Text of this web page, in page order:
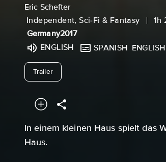
Eric Schefter
Independent, Sci-Fi & Fantasy
1h
Germany2017
ENGLISH
SPANISH ENGLISH
Trailerundefined
In einem kleinen Haus spielt das
Haus.